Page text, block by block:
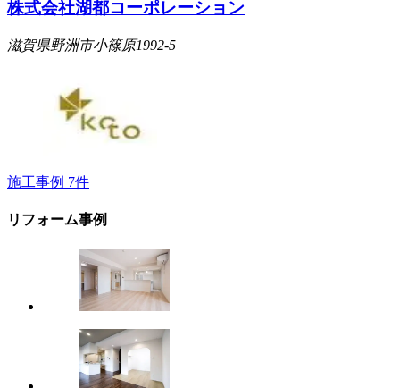
株式会社湖都コーポレーション
滋賀県野洲市小篠原1992-5
施工事例 7件
リフォーム事例